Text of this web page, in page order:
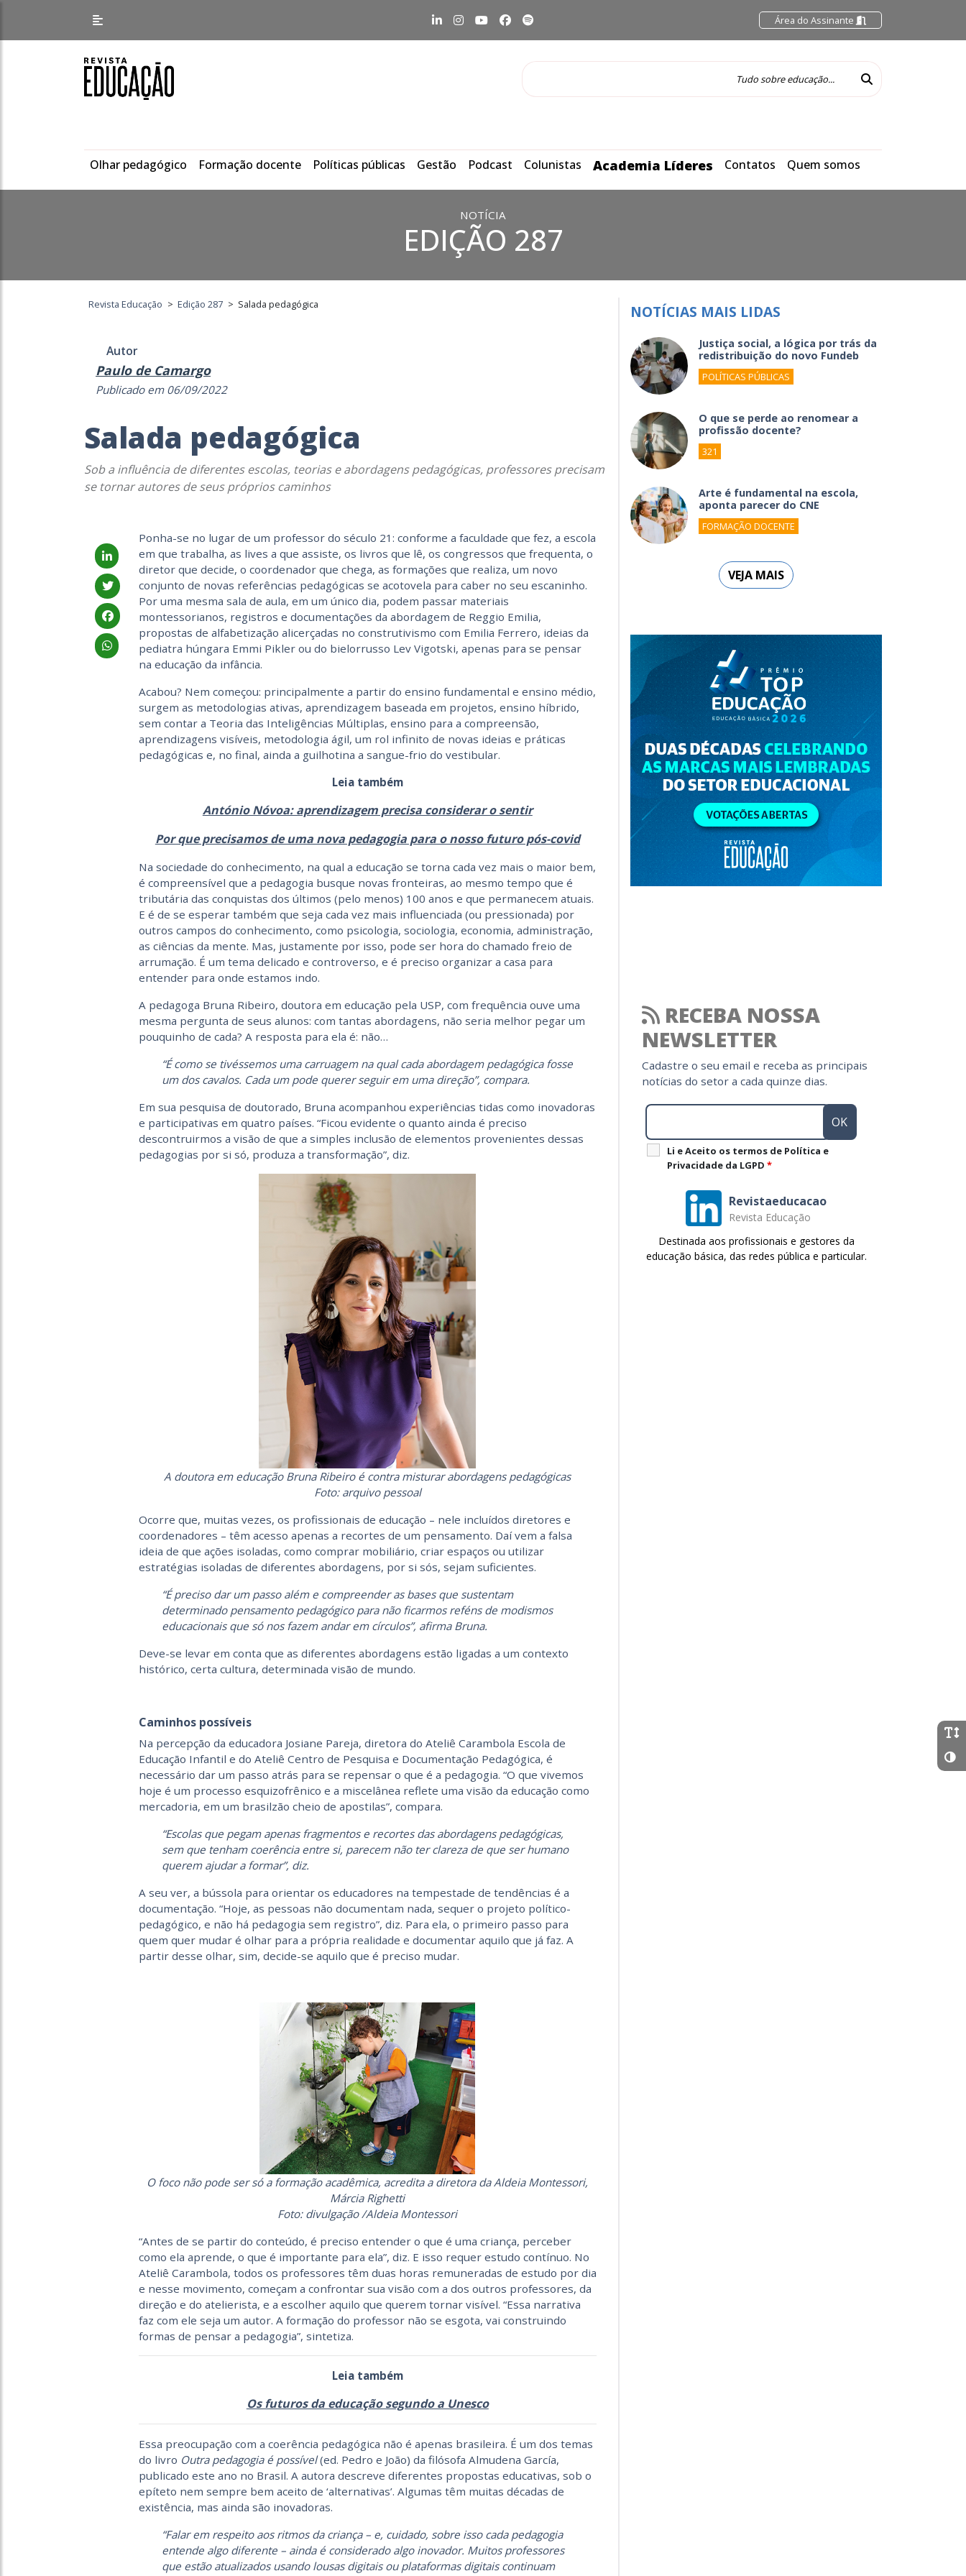
Área do Assinante
Olhar pedagógico Formação docente Políticas públicas Gestão Podcast Colunistas Academia Líderes Contatos Quem somos
NOTÍCIA
EDIÇÃO 287
Revista Educação > Edição 287 > Salada pedagógica
Autor
Paulo de Camargo
Publicado em 06/09/2022
Salada pedagógica
Sob a influência de diferentes escolas, teorias e abordagens pedagógicas, professores precisam
se tornar autores de seus próprios caminhos
Ponha-se no lugar de um professor do século 21: conforme a faculdade que fez, a escola
em que trabalha, as lives a que assiste, os livros que lê, os congressos que frequenta, o
diretor que decide, o coordenador que chega, as formações que rea­liza, um novo
conjunto de novas referências pedagógicas se acotovela para caber no seu escaninho.
Por uma mesma sala de aula, em um único dia, podem passar materiais
montessorianos, registros e documentações da abordagem de Reggio Emilia,
propostas de alfabetização alicerçadas no construtivismo com Emilia Ferrero, ideias da
pediatra húngara Emmi Pikler ou do bielorrusso Lev Vigotski, apenas para se pensar
na educação da infância.
Acabou? Nem começou: principalmente a partir do ensino fundamental e ensino médio,
surgem as metodologias ativas, aprendizagem baseada em projetos, ensino híbrido,
sem contar a Teoria das Inteligências Múltiplas, ensino para a compreensão,
aprendizagens visíveis, metodologia ágil, um rol infinito de novas ideias e práticas
pedagógicas e, no final, ainda a guilhotina a sangue-frio do vestibular.
Leia também
António Nóvoa: aprendizagem precisa considerar o sentir
Por que precisamos de uma nova pedagogia para o nosso futuro pós-covid
Na sociedade do conhecimento, na qual a educação se torna cada vez mais o maior bem,
é compreensível que a pedagogia busque novas fronteiras, ao mesmo tempo que é
tributária das conquistas dos últimos (pelo menos) 100 anos e que permanecem atuais.
E é de se esperar também que seja cada vez mais influenciada (ou pressionada) por
outros campos do conhecimento, como psicologia, sociologia, economia, administração,
as ciências da mente. Mas, justamente por isso, pode ser hora do chamado freio de
arrumação. É um tema delicado e controverso, e é preciso organizar a casa para
entender para onde estamos indo.
A pedagoga Bruna Ribeiro, doutora em educação pela USP, com frequência ouve uma
mesma pergunta de seus alunos: com tantas abordagens, não seria melhor pegar um
pouquinho de cada? A resposta para ela é: não…
“É como se tivéssemos uma carruagem na qual cada abordagem pedagógica fosse
um dos cavalos. Cada um pode querer seguir em uma direção”, compara.
Em sua pesquisa de doutorado, Bruna acompanhou experiências tidas como inovadoras
e participativas em quatro países. “Ficou evidente o quanto ainda é preciso
descontruirmos a visão de que a simples inclusão de elementos provenientes dessas
pedagogias por si só, produza a transformação”, diz.
A doutora em educação Bruna Ribeiro é contra misturar abordagens pedagógicas
Foto: arquivo pessoal
Ocorre que, muitas vezes, os profissionais de educação – nele incluídos diretores e
coordenadores – têm acesso apenas a recortes de um pensamento. Daí vem a falsa
ideia de que ações isoladas, como comprar mobiliário, criar espaços ou utilizar
estratégias isoladas de diferentes abordagens, por si sós, sejam suficientes.
“É preciso dar um passo além e compreender as bases que sustentam
determinado pensamento pedagógico para não ficarmos reféns de modismos
educacionais que só nos fazem andar em círculos”, afirma Bruna.
Deve-se levar em conta que as diferentes abordagens estão ligadas a um contexto
histórico, certa cultura, determinada visão de mundo.
Caminhos possíveis
Na percepção da educadora Josiane Pareja, diretora do Ateliê Carambola Escola de
Educação Infantil e do Ateliê Centro de Pesquisa e Documentação Pedagógica, é
necessário dar um passo atrás para se repensar o que é a pedagogia. “O que vivemos
hoje é um processo esquizofrênico e a miscelânea reflete uma visão da educação como
mercadoria, em um brasilzão cheio de apostilas”, compara.
“Escolas que pegam apenas fragmentos e recortes das abordagens pedagógicas,
sem que tenham coerência entre si, parecem não ter clareza de que ser humano
querem ajudar a formar”, diz.
A seu ver, a bússola para orientar os educadores na tempestade de tendências é a
documentação. “Hoje, as pessoas não documentam nada, sequer o projeto político-
pedagógico, e não há pedagogia sem registro”, diz. Para ela, o primeiro passo para
quem quer mudar é olhar para a própria realidade e documentar aquilo que já faz. A
partir desse olhar, sim, decide-se aquilo que é preciso mudar.
O foco não pode ser só a formação acadêmica, acredita a diretora da Aldeia Montessori,
Márcia Righetti
Foto: divulgação /Aldeia Montessori
“Antes de se partir do conteúdo, é preciso entender o que é uma criança, perceber
como ela aprende, o que é importante para ela”, diz. E isso requer estudo contínuo. No
Ateliê Carambola, todos os professores têm duas horas remuneradas de estudo por dia
e nesse movimento, começam a confrontar sua visão com a dos outros professores, da
direção e do atelierista, e a escolher aquilo que querem tornar visível. “Essa narrativa
faz com ele seja um autor. A formação do professor não se esgota, vai construindo
formas de pensar a pedagogia”, sintetiza.
Leia também
Os futuros da educação segundo a Unesco
Essa preocupação com a coerência pedagógica não é apenas brasileira. É um dos temas
do livro Outra pedagogia é possível(ed. Pedro e João) da filósofa Almudena García,
publicado este ano no Brasil. A autora descreve diferentes propostas educativas, sob o
epíteto nem sempre bem aceito de ‘alternativas’. Algumas têm muitas décadas de
existência, mas ainda são inovadoras.
“Falar em respeito aos ritmos da criança – e, cuidado, sobre isso cada pedagogia
entende algo diferente – ainda é considerado algo inovador. Muitos professores
que estão atualizados usando lousas digitais ou plataformas digitais continuam
NOTÍCIAS MAIS LIDAS
Justiça social, a lógica por trás da
redistribuição do novo Fundeb
POLÍTICAS PÚBLICAS
O que se perde ao renomear a
profissão docente?
321
Arte é fundamental na escola,
aponta parecer do CNE
FORMAÇÃO DOCENTE
VEJA MAIS
RECEBA NOSSA
NEWSLETTER
Cadastre o seu email e receba as principais
notícias do setor a cada quinze dias.
Li e Aceito os termos de Política e
Privacidade da LGPD *
Revistaeducacao
Revista Educação
Destinada aos profissionais e gestores da
educação básica, das redes pública e particular.